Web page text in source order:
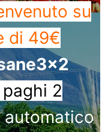
su
di 49€
2
automatico